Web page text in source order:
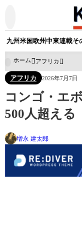
九州米国欧州中東連載そ
ホーム アフリカ
アフリカ 2026年7月7日
コンゴ・エ
500人超える
増永 建太郎